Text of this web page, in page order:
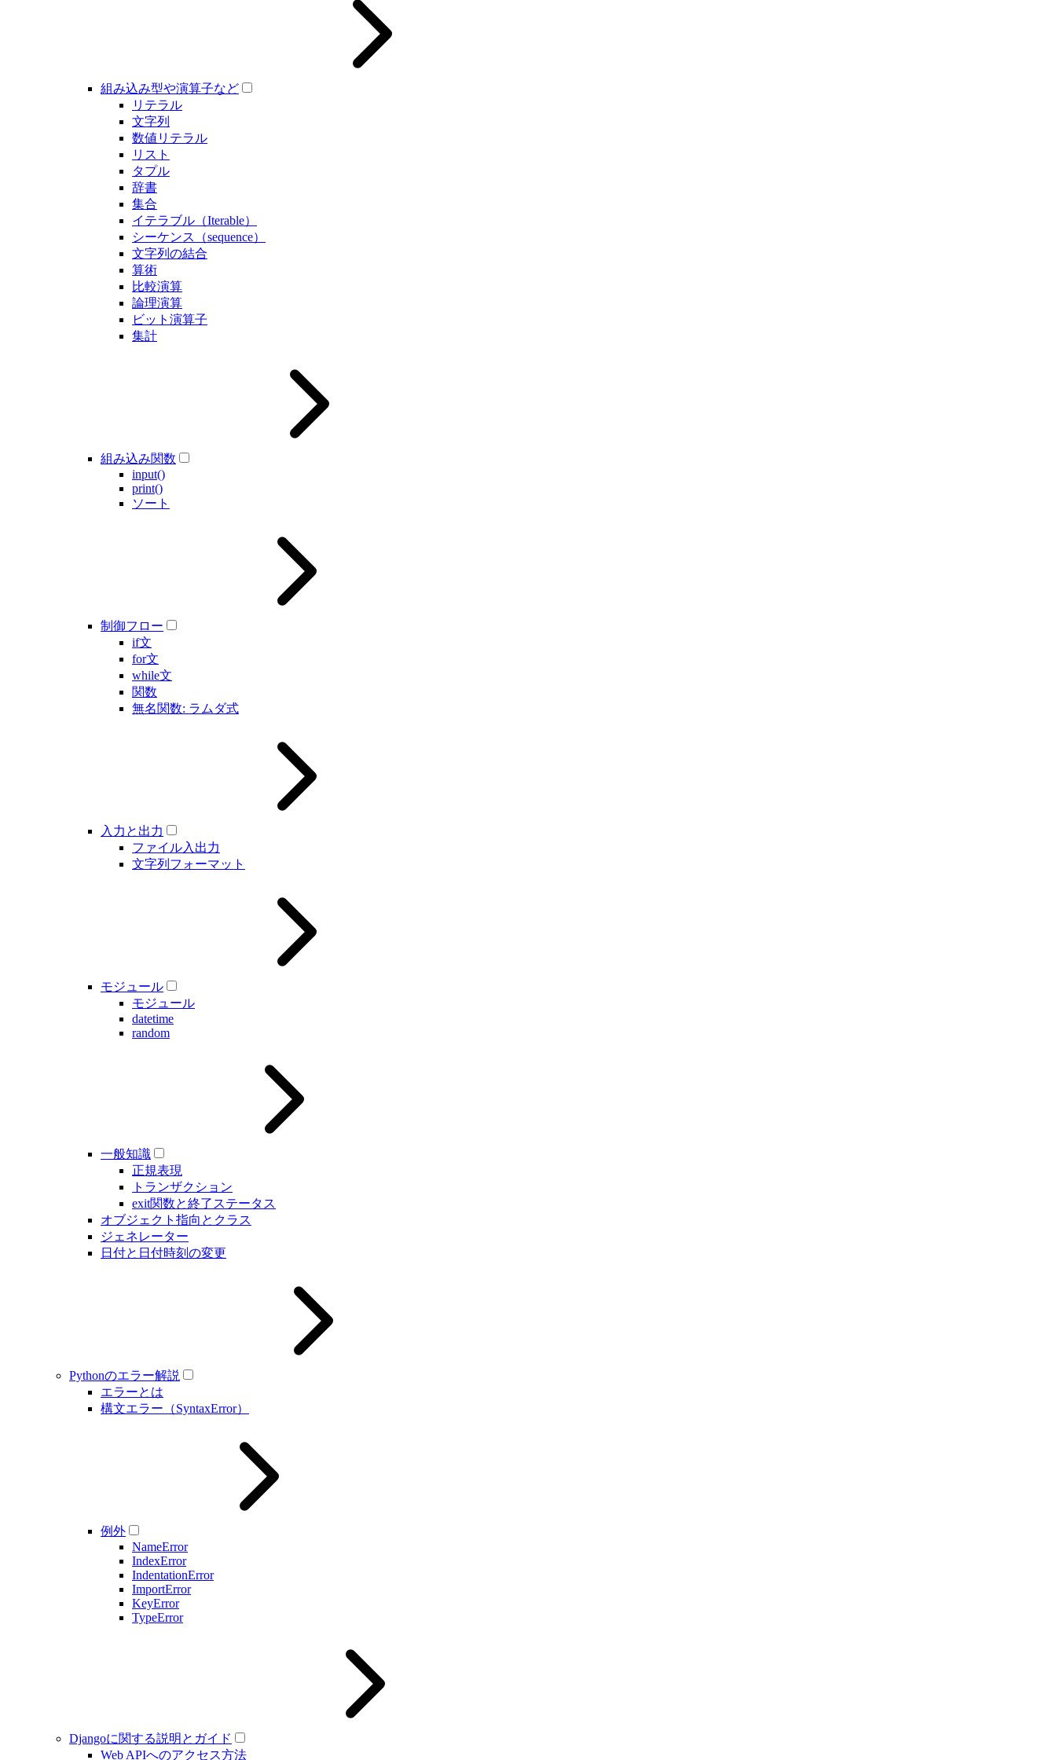
組み込み型や演算子など
リテラル
文字列
数値リテラル
リスト
タプル
辞書
集合
イテラブル（Iterable）
シーケンス（sequence）
文字列の結合
算術
比較演算
論理演算
ビット演算子
集計
組み込み関数
input()
print()
ソート
制御フロー
if文
for文
while文
関数
無名関数: ラムダ式
入力と出力
ファイル入出力
文字列フォーマット
モジュール
モジュール
datetime
random
一般知識
正規表現
トランザクション
exit関数と終了ステータス
オブジェクト指向とクラス
ジェネレーター
日付と日付時刻の変更
Pythonのエラー解説
エラーとは
構文エラー（SyntaxError）
例外
NameError
IndexError
IndentationError
ImportError
KeyError
TypeError
Djangoに関する説明とガイド
Web APIへのアクセス方法